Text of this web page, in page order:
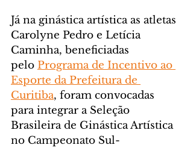
Já na ginástica artística as atletas
Carolyne Pedro e Letícia
Caminha, beneficiadas
pelo Programa de Incentivo ao
Esporte da Prefeitura de
Curitiba, foram convocadas
para integrar a Seleção
Brasileira de Ginástica Artística
no Campeonato Sul-